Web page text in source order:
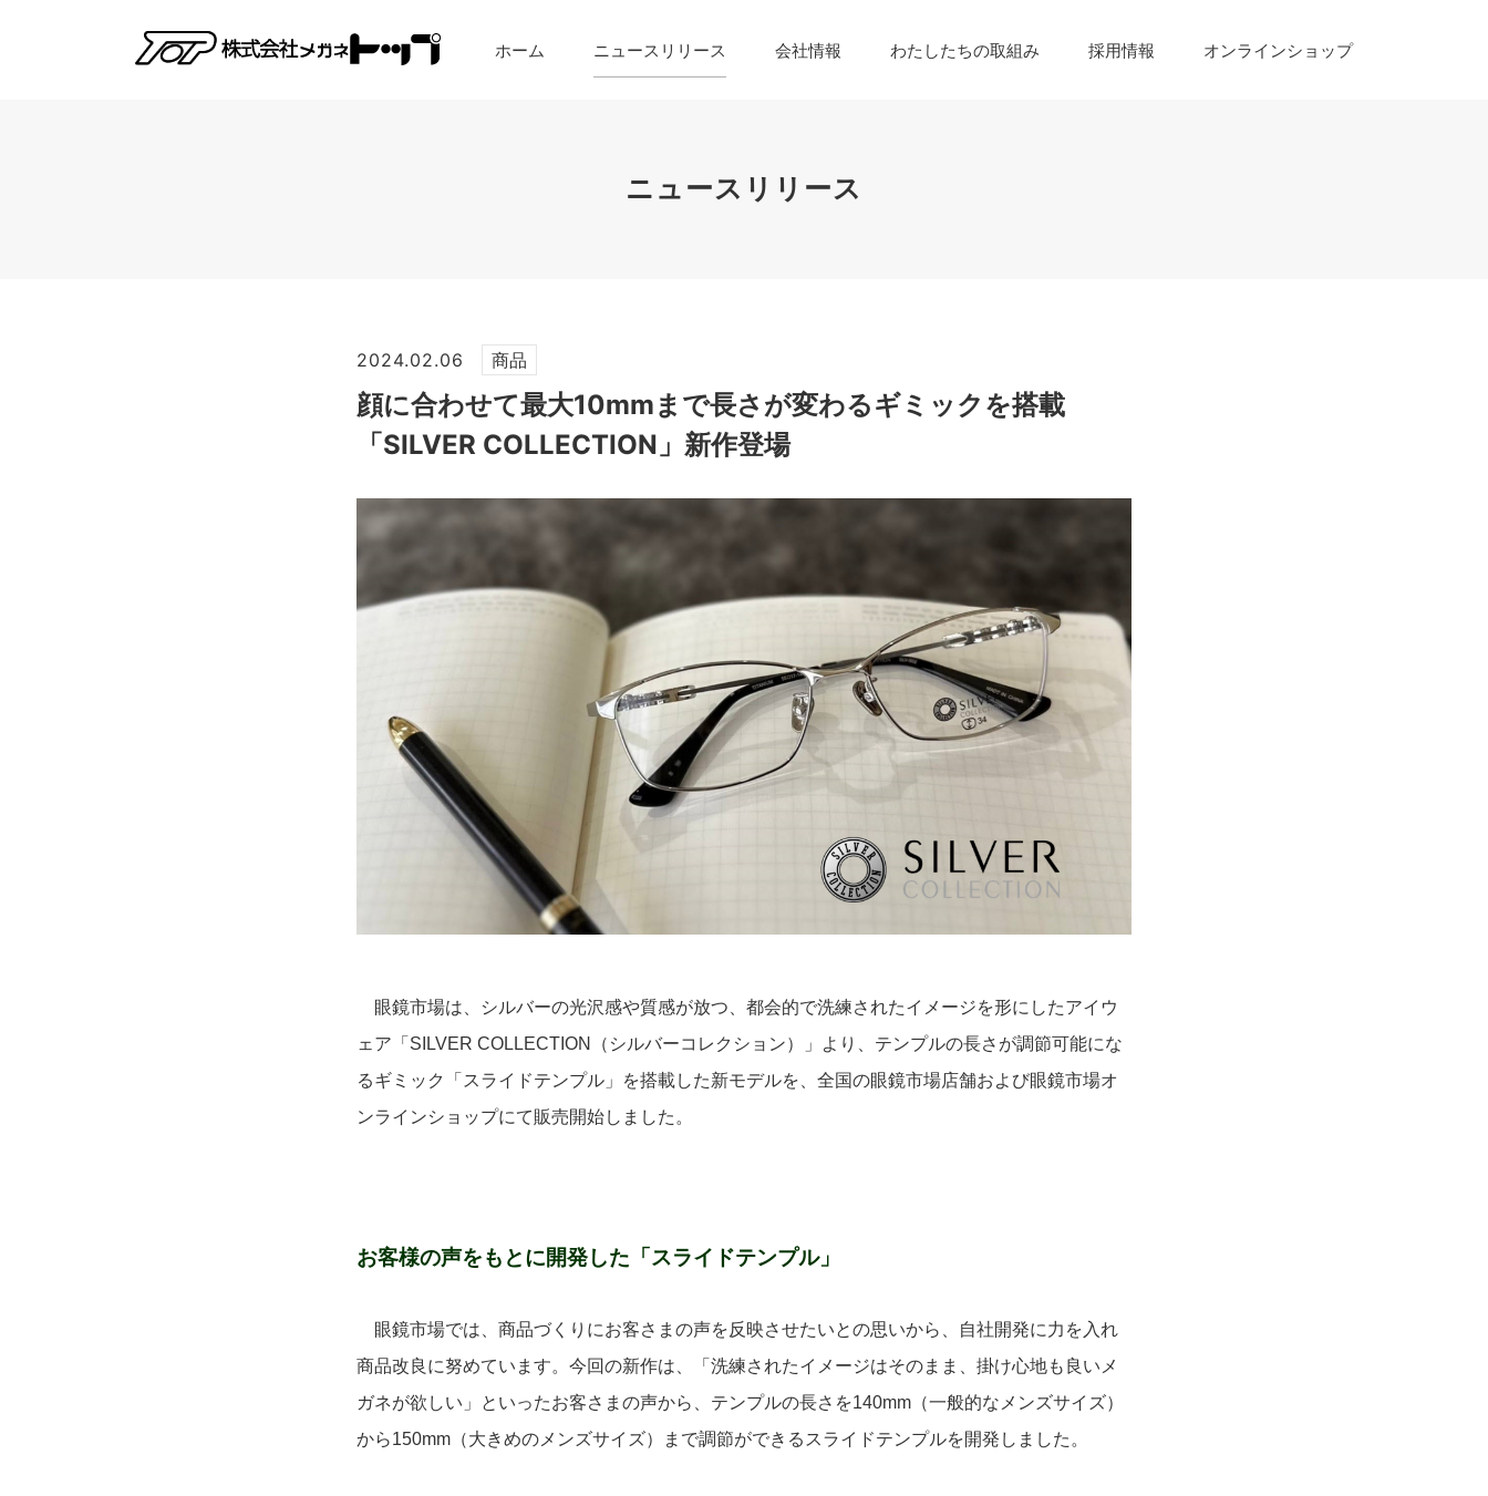
ホーム ニュースリリース 会社情報 わたしたちの取組み 採用情報 オンラインショップ
ニュースリリース
2024.02.06 商品
顔に合わせて最大10mmまで長さが変わるギミックを搭載
「SILVER COLLECTION」新作登場
眼鏡市場は、シルバーの光沢感や質感が放つ、都会的で洗練されたイメージを形にしたアイウ
ェア「SILVER COLLECTION（シルバーコレクション）」より、テンプルの長さが調節可能にな
るギミック「スライドテンプル」を搭載した新モデルを、全国の眼鏡市場店舗および眼鏡市場オ
ンラインショップにて販売開始しました。
お客様の声をもとに開発した「スライドテンプル」
眼鏡市場では、商品づくりにお客さまの声を反映させたいとの思いから、自社開発に力を入れ
商品改良に努めています。今回の新作は、「洗練されたイメージはそのまま、掛け心地も良いメ
ガネが欲しい」といったお客さまの声から、テンプルの長さを140mm（一般的なメンズサイズ）
から150mm（大きめのメンズサイズ）まで調節ができるスライドテンプルを開発しました。